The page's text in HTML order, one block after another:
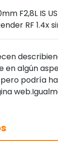
F2,8L IS
RF 1.4x
en algún
pero podría